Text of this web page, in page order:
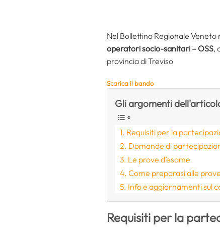
Nel Bollettino Regionale
operatori socio-sanitari – OSS,
provincia di Treviso
Scarica il bando
Gli argomenti
Requisiti per la
Domande di
Le prove d’esame
Come preparasi alle prove
Info e aggiornamenti sul
Requisiti per la